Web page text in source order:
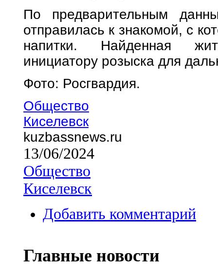
По предварительным
отправилась к знакомой, с
напитки. Найденная
инициатору розыска для
Фото: Росгвардия.
Общество
Киселевск
kuzbassnews.ru
13/06/2024
Общество
Киселевск
Добавить комментарий
Главные новости